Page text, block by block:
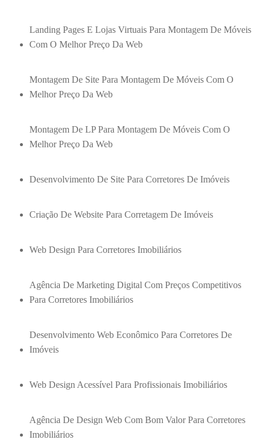
Landing Pages E Lojas Virtuais Para Montagem De Móveis
Com O Melhor Preço Da Web
Montagem De Site Para Montagem De Móveis Com O
Melhor Preço Da Web
Montagem De LP Para Montagem De Móveis Com O
Melhor Preço Da Web
Desenvolvimento De Site Para Corretores De Imóveis
Criação De Website Para Corretagem De Imóveis
Web Design Para Corretores Imobiliários
Agência De Marketing Digital Com Preços Competitivos
Para Corretores Imobiliários
Desenvolvimento Web Econômico Para Corretores De
Imóveis
Web Design Acessível Para Profissionais Imobiliários
Agência De Design Web Com Bom Valor Para Corretores
Imobiliários